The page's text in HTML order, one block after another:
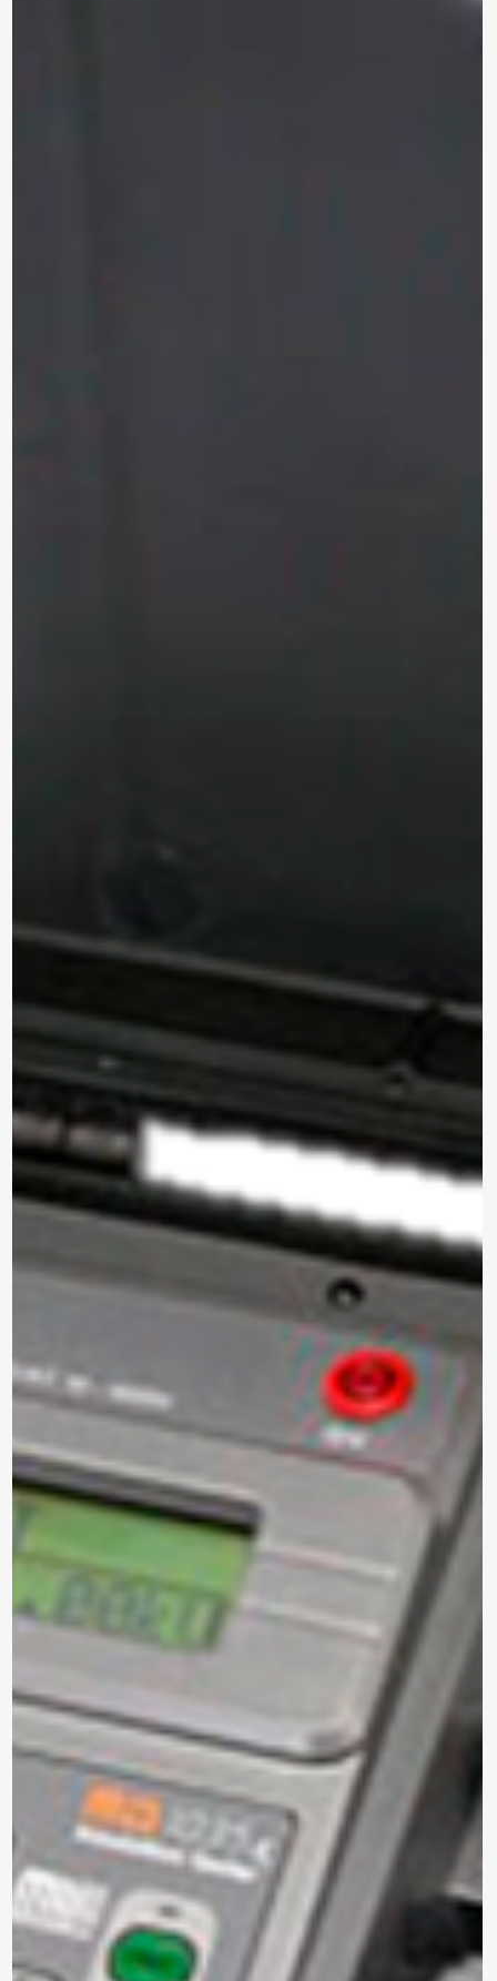
Marca: METREL
ANALIZADOR DE REDES
TRIFÁSICO
Modelo: MI 2893 EU
Tipo: Trifásico
Para enviar la cotización y ponernos en
contacto contigo, necesitamos algunos
detalles adicionales. Por favor, completa el